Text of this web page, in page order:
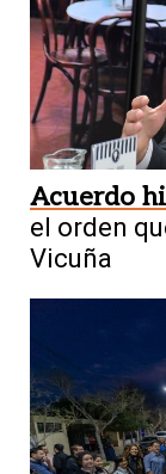
Acuerdo
el orden
Vicuña